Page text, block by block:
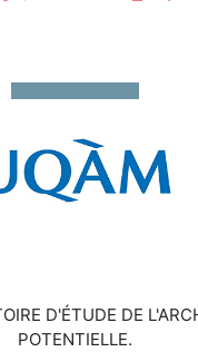
D'ÉTUDE DE
POTENTIELLE.